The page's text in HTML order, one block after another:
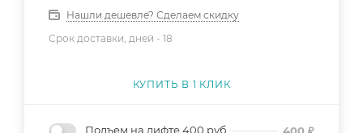
Нашли дешевле? Сделаем скидку
Срок доставки, дней - 18
КУПИТЬ В 1 КЛИК
Подъем на лифте 400 руб 400 ₽